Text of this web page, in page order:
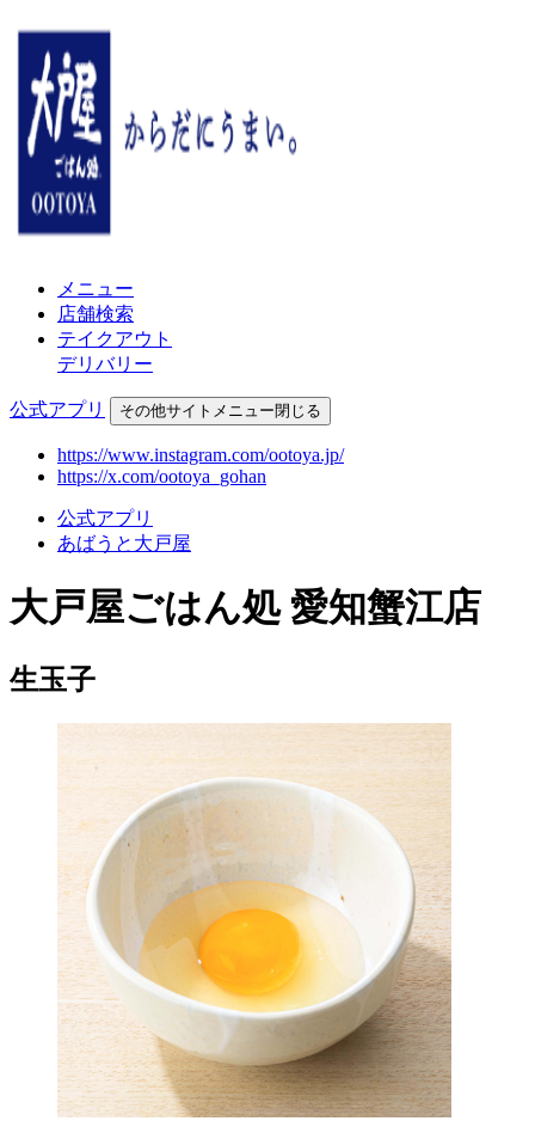
メニュー
店舗検索
テイクアウト
デリバリー
公式アプリ その他サイトメニュー閉じる
https://www.instagram.com/ootoya.jp/
https://x.com/ootoya_gohan
公式アプリ
あばうと大戸屋
大戸屋ごはん処 愛知蟹江店
生玉子